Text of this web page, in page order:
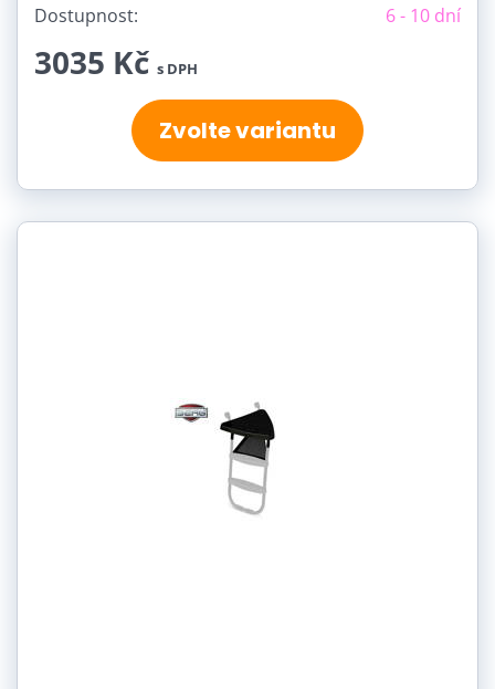
Dostupnost: 6 - 10 dní
3035 Kč s DPH
Zvolte variantu